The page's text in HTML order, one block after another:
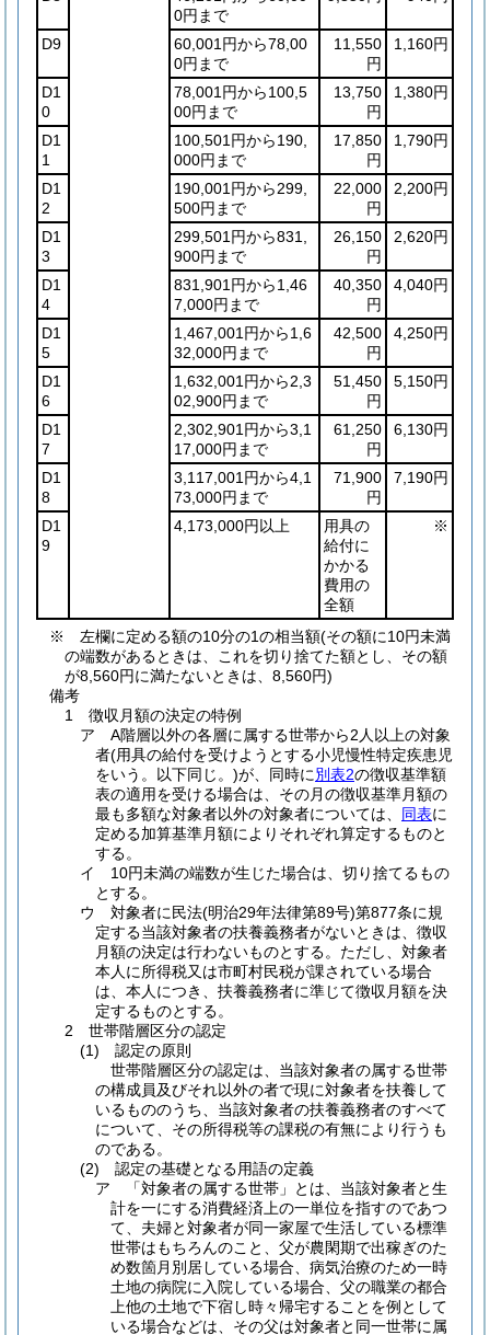
0円まで
D9
60,001円から78,00
0円まで
11,550
円
1,160円
D1
0
78,001円から100,5
00円まで
13,750
円
1,380円
D1
1
100,501円から190,
000円まで
17,850
円
1,790円
D1
2
190,001円から299,
500円まで
22,000
円
2,200円
D1
3
299,501円から831,
900円まで
26,150
円
2,620円
D1
4
831,901円から1,46
7,000円まで
40,350
円
4,040円
D1
5
1,467,001円から1,6
32,000円まで
42,500
円
4,250円
D1
6
1,632,001円から2,3
02,900円まで
51,450
円
5,150円
D1
7
2,302,901円から3,1
17,000円まで
61,250
円
6,130円
D1
8
3,117,001円から4,1
73,000円まで
71,900
円
7,190円
D1
9
4,173,000円以上
用具の
給付に
かかる
費用の
全額
※
※ 左欄に定める額の10分の1の相当額(その額に10円未満
の端数があるときは、これを切り捨てた額とし、その額
が8,560円に満たないときは、8,560円)
備考
1 徴収月額の決定の特例
ア A階層以外の各層に属する世帯から2人以上の対象
者(用具の給付を受けようとする小児慢性特定疾患児
をいう。以下同じ。)が、同時に別表2の徴収基準額
表の適用を受ける場合は、その月の徴収基準月額の
最も多額な対象者以外の対象者については、 同表に
定める加算基準月額によりそれぞれ算定するものと
する。
イ 10円未満の端数が生じた場合は、切り捨てるもの
とする。
ウ 対象者に民法(明治29年法律第89号)第877条に規
定する当該対象者の扶養義務者がないときは、徴収
月額の決定は行わないものとする。ただし、対象者
本人に所得税又は市町村民税が課されている場合
は、本人につき、扶養義務者に準じて徴収月額を決
定するものとする。
2 世帯階層区分の認定
(1) 認定の原則
世帯階層区分の認定は、当該対象者の属する世帯
の構成員及びそれ以外の者で現に対象者を扶養して
いるもののうち、当該対象者の扶養義務者のすべて
について、その所得税等の課税の有無により行うも
のである。
(2) 認定の基礎となる用語の定義
ア 「対象者の属する世帯」とは、当該対象者と生
計を一にする消費経済上の一単位を指すのであつ
て、夫婦と対象者が同一家屋で生活している標準
世帯はもちろんのこと、父が農閑期で出稼ぎのた
め数箇月別居している場合、病気治療のため一時
土地の病院に入院している場合、父の職業の都合
上他の土地で下宿し時々帰宅することを例として
いる場合などは、その父は対象者と同一世帯に属